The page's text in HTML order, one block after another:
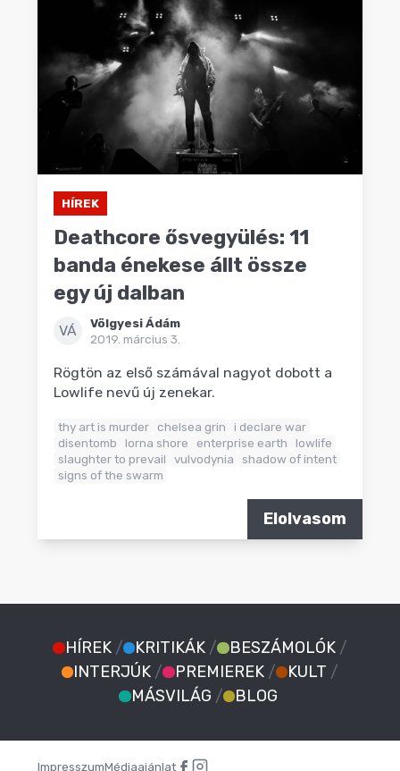
HÍREK
Deathcore ősvegyülés: 11
banda énekese állt össze
egy új dalban
VÁ
Völgyesi Ádám
2019. március 3.
Rögtön az első számával nagyot dobott a
Lowlife nevű új zenekar.
thy art is murder chelsea grin
i declare war
disentomb
lorna shore enterprise earth
lowlife
slaughter to prevail
vulvodynia
shadow of intent
signs of the swarm
Elolvasom
HÍREK / KRITIKÁK / BESZÁMOLÓK /
INTERJÚK / PREMIEREK / KULT /
MÁSVILÁG / BLOG
ImpresszumMédiaajánlat